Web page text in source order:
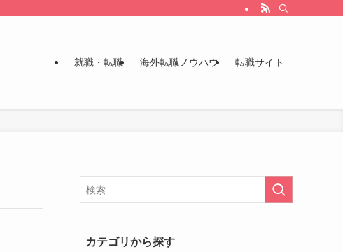
就職・転職 海外転職ノウハウ 転職サイト
カテゴリから探す